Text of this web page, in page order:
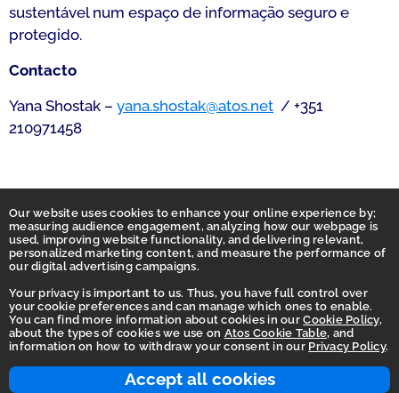
Accept all cookies
Our website uses cookies to enhance your online experience by;
measuring audience engagement, analyzing how our webpage is
used, improving website functionality, and delivering relevant,
personalized marketing content, and measure the performance of
our digital advertising campaigns.
Your privacy is important to us. Thus, you have full control over
your cookie preferences and can manage which ones to enable.
You can find more information about cookies in ourCookie Policy,
about the types of cookies we use on Atos Cookie Table, and
information on how to withdraw your consent in our Privacy Policy.
sustentável num espaço de informação seguro e
protegido.
Contacto
Yana Shostak – yana.shostak@atos.net / +351
210971458
Homepage
Accessibility Statement
Terms of use